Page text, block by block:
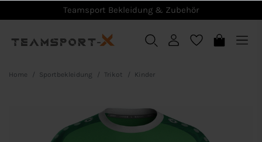
Teamsport Bekleidung & Zubehör
Home Sportbekleidung Trikot Kinder